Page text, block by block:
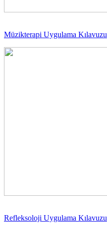
Müzikterapi Uygulama Kılavuzu
Refleksoloji Uygulama Kılavuzu